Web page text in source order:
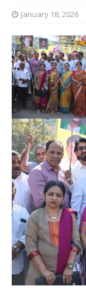
January 18, 2026